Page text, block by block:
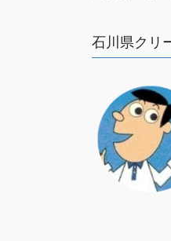
石川県クリ